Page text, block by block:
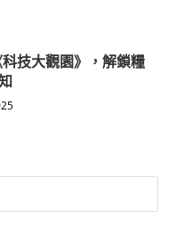
技大觀園》，解鎖糧